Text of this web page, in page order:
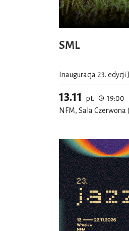
SML
Inauguracja 23. edycji
13.11 pt.
19:00
NFM, Sala Czerwona